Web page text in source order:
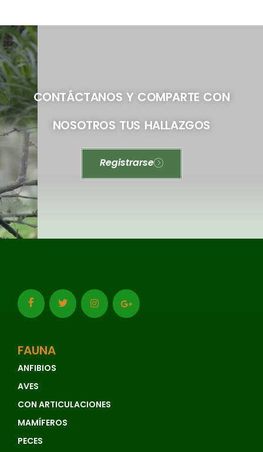
CONTÁCTANOS Y COMPARTE CON
NOSOTROS TUS HALLAZGOS
Registrarse
FAUNA
ANFIBIOS
AVES
CON ARTICULACIONES
MAMÍFEROS
PECES